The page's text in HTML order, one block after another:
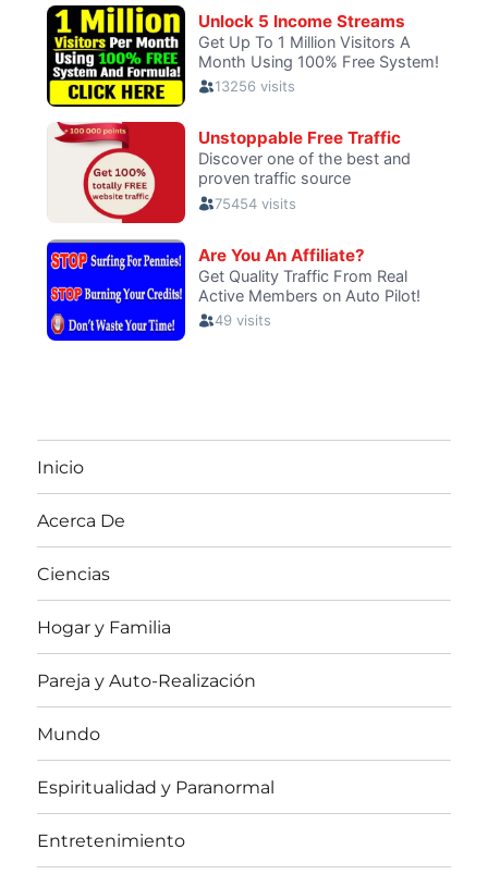
Inicio
Acerca De
Ciencias
Hogar y Familia
Pareja y Auto-Realización
Mundo
Espiritualidad y Paranormal
Entretenimiento